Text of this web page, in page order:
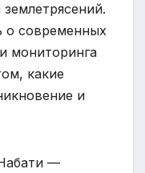
о современных
мониторинга
какие
и
—